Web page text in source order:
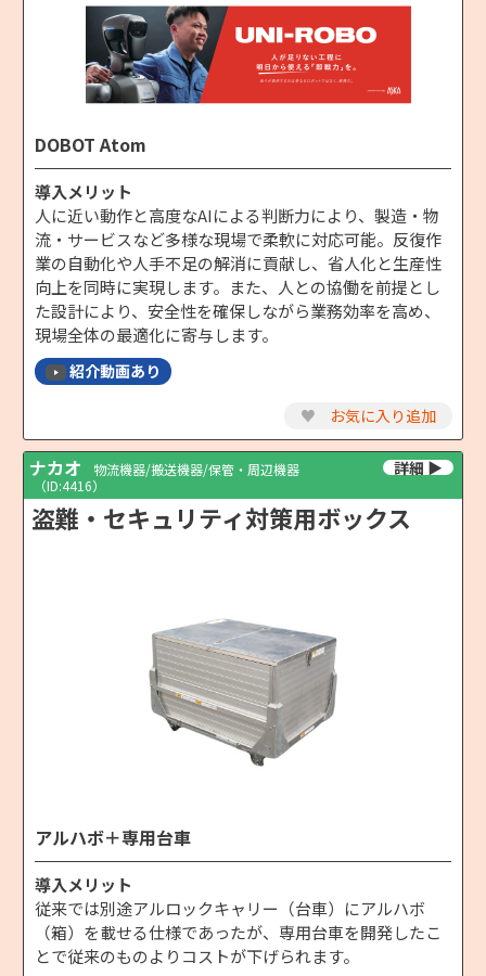
DOBOT Atom
導入メリット
人に近い動作と高度なAIによる判断力により、製造・物
流・サービスなど多様な現場で柔軟に対応可能。反復作
業の自動化や人手不足の解消に貢献し、省人化と生産性
向上を同時に実現します。また、人との協働を前提とし
た設計により、安全性を確保しながら業務効率を高め、
現場全体の最適化に寄与します。
紹介動画あり
♥ お気に入り追加
ナカオ
物流機器/搬送機器/保管・周辺機器
（ID:4416）
盗難・セキュリティ対策用ボックス
アルハボ＋専用台車
導入メリット
従来では別途アルロックキャリー（台車）にアルハボ
（箱）を載せる仕様であったが、専用台車を開発したこ
とで従来のものよりコストが下げられます。